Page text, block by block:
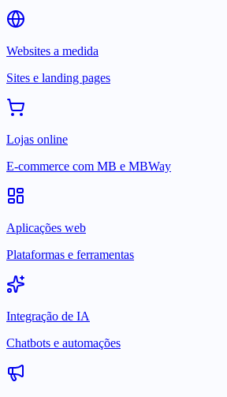
Websites a medida
Sites e landing pages
Lojas online
E-commerce com MB e MBWay
Aplicações web
Plataformas e ferramentas
Integração de IA
Chatbots e automações